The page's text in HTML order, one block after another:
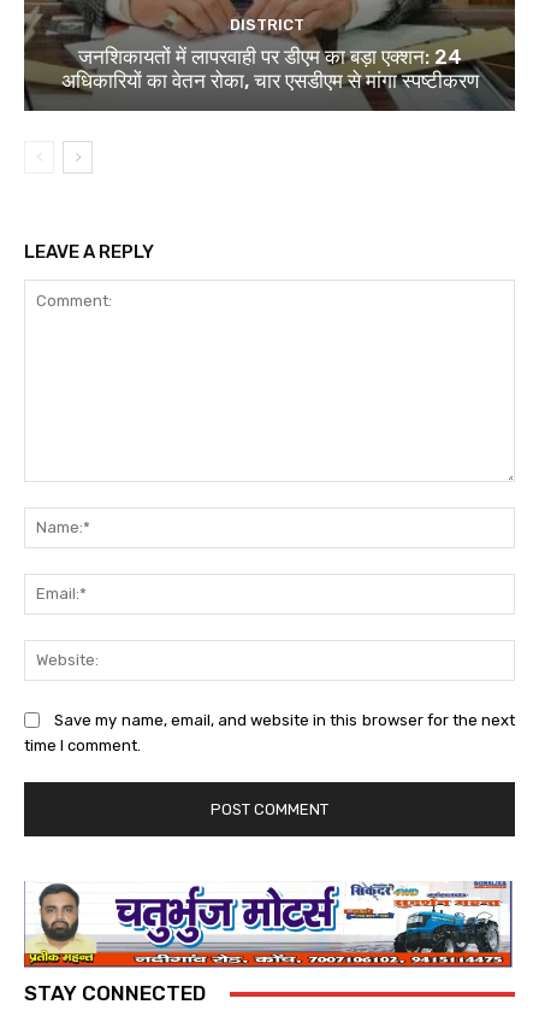
DISTRICT
जनशिकायतों में लापरवाही पर डीएम का बड़ा एक्शन: 24
अधिकारियों का वेतन रोका, चार एसडीएम से मांगा स्पष्टीकरण
LEAVE A REPLY
Save my name, email, and website in this browser for the next
time I comment.
STAY CONNECTED